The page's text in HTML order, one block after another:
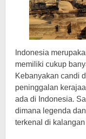
Indonesia
memiliki cukup
Kebanyakan candi
peninggalan
ada di Indonesia.
dimana legenda
terkenal di